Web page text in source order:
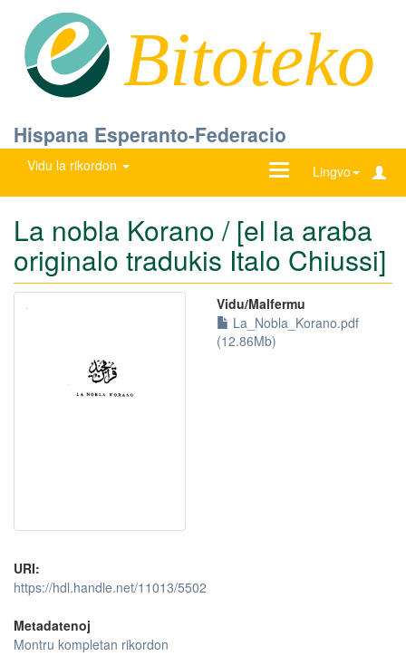
Bitoteko
Hispana Esperanto-Federacio
Vidu la rikordon Lingvo
Ŝanĝu
La nobla Korano / [el la araba
originalo tradukis Italo Chiussi]
Vidu/Malfermu
La_Nobla_Korano.pdf
(12.86Mb)
URI:
https://hdl.handle.net/11013/5502
Metadatenoj
Montru kompletan rikordon